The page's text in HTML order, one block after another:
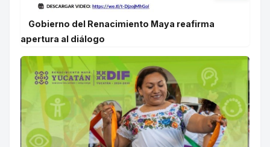
Gobierno del Renacimiento Maya reafirma
apertura al diálogo